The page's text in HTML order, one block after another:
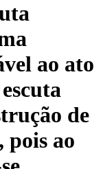
ao ato
de
pois ao